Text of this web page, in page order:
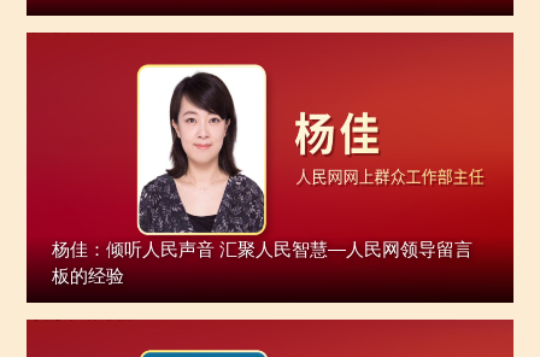
杨佳：倾听人民声音 汇聚人民智慧—人民网领导留言
板的经验